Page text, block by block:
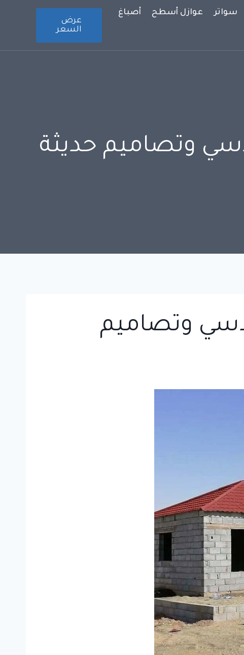
سواتر عوازل أسطح أصباغ
عرض
السعر
وتصاميم حديثة
وتصاميم